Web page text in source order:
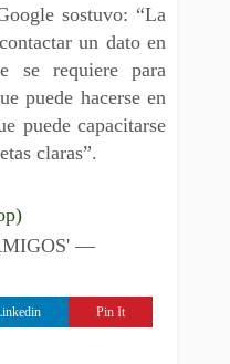
sostuvo: “La
un dato en
se requiere para
puede hacerse en
puede capacitarse
claras”.
—
Pin It